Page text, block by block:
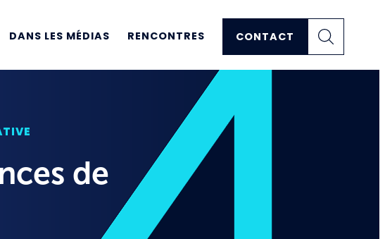
DANS LES MÉDIAS RENCONTRES CONTACT
de